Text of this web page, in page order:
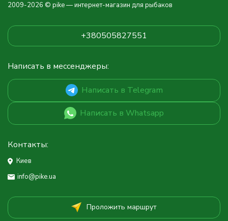
2009-2026 © pike — интернет-магазин для рыбаков
+380505827551
Написать в мессенджеры:
Написать в Telegram
Написать в Whatsapp
Контакты:
Киев
info@pike.ua
Проложить маршрут